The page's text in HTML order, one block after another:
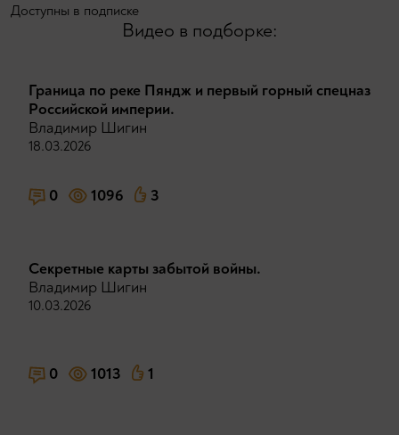
Доступны в подписке
Видео в подборке:
Граница по реке Пяндж и первый горный спецназ
Российской империи.
Владимир Шигин
18.03.2026
0 1096 3
Секретные карты забытой войны.
Владимир Шигин
10.03.2026
0 1013 1